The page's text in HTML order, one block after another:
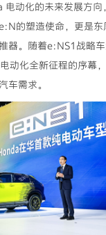
电动化的未来发展方
的塑造使命，更是
器。随着e:NS1战略车
动化全新征程的序幕
车需求。